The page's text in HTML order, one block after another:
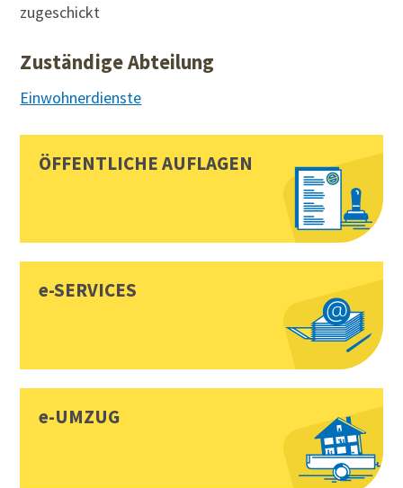
zugeschickt
Zuständige Abteilung
Einwohnerdienste
Sidebar
Toplinks
ÖFFENTLICHE AUFLAGEN
e-SERVICES
e-UMZUG